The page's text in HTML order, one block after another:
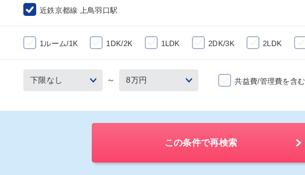
近鉄京都線 上鳥羽口駅
1ルーム/1K 1DK/2K 1LDK 2DK/3K 2LDK
～ 共益費/管理費を含む
この条件で再検索